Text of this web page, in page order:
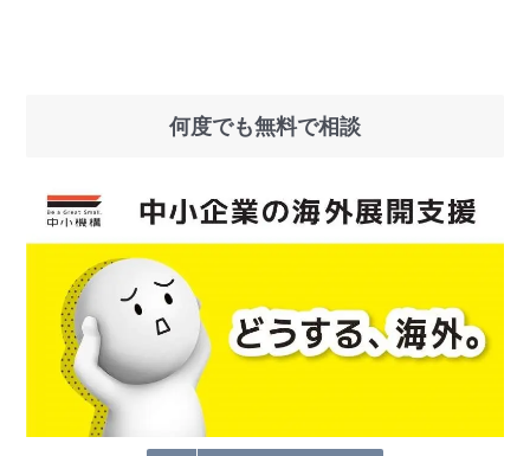
何度でも無料で相談